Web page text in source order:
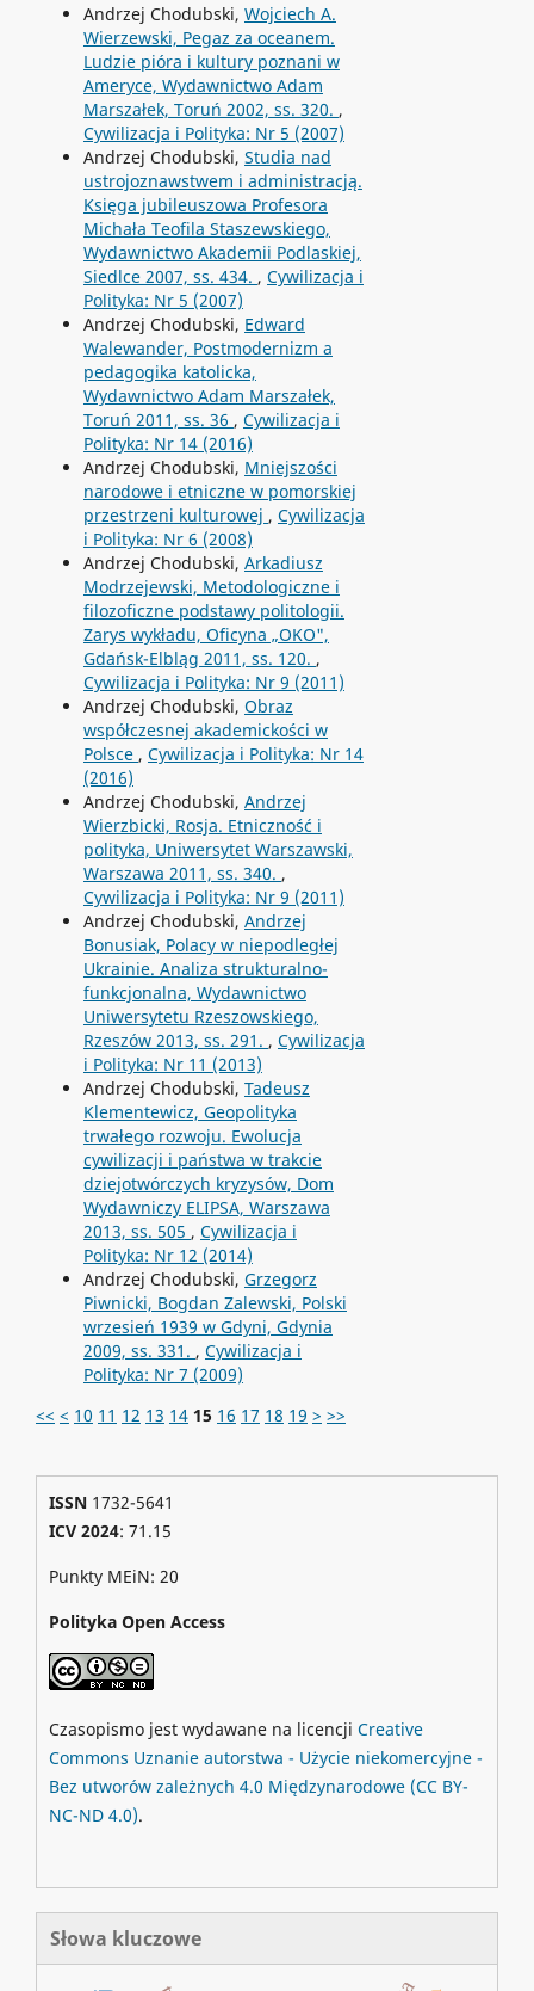
Andrzej Chodubski, Wojciech A.
Wierzewski, Pegaz za oceanem.
Ludzie pióra i kultury poznani w
Ameryce, Wydawnictwo Adam
Marszałek, Toruń 2002, ss. 320. ,
Cywilizacja i Polityka: Nr 5 (2007)
Andrzej Chodubski, Studia nad
ustrojoznawstwem i administracją.
Księga jubileuszowa Profesora
Michała Teofila Staszewskiego,
Wydawnictwo Akademii Podlaskiej,
Siedlce 2007, ss. 434. , Cywilizacja i
Polityka: Nr 5 (2007)
Andrzej Chodubski, Edward
Walewander, Postmodernizm a
pedagogika katolicka,
Wydawnictwo Adam Marszałek,
Toruń 2011, ss. 36 , Cywilizacja i
Polityka: Nr 14 (2016)
Andrzej Chodubski, Mniejszości
narodowe i etniczne w pomorskiej
przestrzeni kulturowej , Cywilizacja
i Polityka: Nr 6 (2008)
Andrzej Chodubski, Arkadiusz
Modrzejewski, Metodologiczne i
filozoficzne podstawy politologii.
Zarys wykładu, Oficyna „OKO",
Gdańsk-Elbląg 2011, ss. 120. ,
Cywilizacja i Polityka: Nr 9 (2011)
Andrzej Chodubski, Obraz
współczesnej akademickości w
Polsce , Cywilizacja i Polityka: Nr 14
(2016)
Andrzej Chodubski, Andrzej
Wierzbicki, Rosja. Etniczność i
polityka, Uniwersytet Warszawski,
Warszawa 2011, ss. 340. ,
Cywilizacja i Polityka: Nr 9 (2011)
Andrzej Chodubski, Andrzej
Bonusiak, Polacy w niepodległej
Ukrainie. Analiza strukturalno-
funkcjonalna, Wydawnictwo
Uniwersytetu Rzeszowskiego,
Rzeszów 2013, ss. 291. , Cywilizacja
i Polityka: Nr 11 (2013)
Andrzej Chodubski, Tadeusz
Klementewicz, Geopolityka
trwałego rozwoju. Ewolucja
cywilizacji i państwa w trakcie
dziejotwórczych kryzysów, Dom
Wydawniczy ELIPSA, Warszawa
2013, ss. 505 , Cywilizacja i
Polityka: Nr 12 (2014)
Andrzej Chodubski, Grzegorz
Piwnicki, Bogdan Zalewski, Polski
wrzesień 1939 w Gdyni, Gdynia
2009, ss. 331. , Cywilizacja i
Polityka: Nr 7 (2009)
<< < 10 11 12 13 14 15 16 17 18 19 > >>
ISSN1732-5641
ICV 2024: 71.15
Punkty MEiN: 20
Polityka Open Access
Czasopismo jest wydawane na licencji Creative
Commons Uznanie autorstwa - Użycie niekomercyjne -
Bez utworów zależnych 4.0 Międzynarodowe (CC BY-
NC-ND 4.0).
Słowa kluczowe